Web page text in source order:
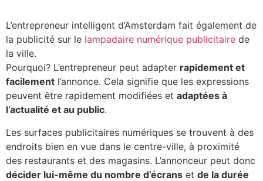
L’entrepreneur intelligent d’Amsterdam fait également de
la publicité sur le lampadaire numérique publicitaire de
la ville.
Pourquoi? L’entrepreneur peut adapter rapidement et
facilement l’annonce. Cela signifie que les expressions
peuvent être rapidement modifiées et adaptées à
l’actualité et au public.
Les surfaces publicitaires numériques se trouvent à des
endroits bien en vue dans le centre-ville, à proximité
des restaurants et des magasins. L’annonceur peut donc
décider lui-même du nombre d’écrans et de la durée